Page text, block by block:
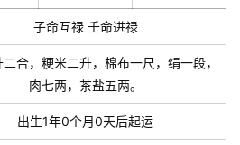
子命互禄 壬命进禄
合，粳米二升，棉布一尺，绢一段，
肉七两，茶盐五两。
出生1年0个月0天后起运